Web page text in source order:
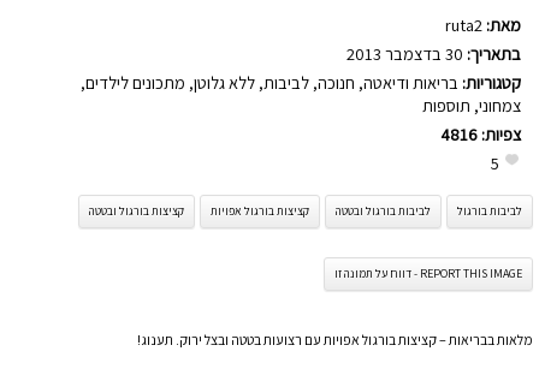
מאת: ruta2
בתאריך:
קטגוריות: בריאות ודיאטה, חנוכה, לביבות, ללא גלוטן, מתכונים לילדים,
צמחוני, תוספות
צפיות: 4816
5
לביבות בורגול לביבות בורגול ובטטה קציצות בורגול אפויות קציצות בורגול ובטטה
REPORT THIS IMAGE - דווח על תמונה זו
מלאות בבריאות – קציצות בורגול אפויות עם רצועות בטטה ובצל ירוק. תענוג!